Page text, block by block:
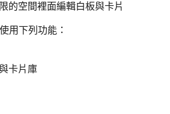
的空間裡面編輯白板與卡片
用下列功能：
卡片庫